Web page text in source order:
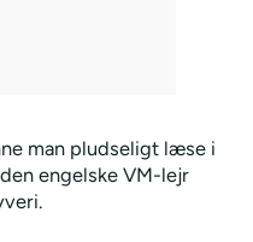
man pludseligt læse i
engelske VM-lejr